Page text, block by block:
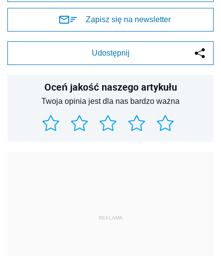
Zapisz się na newsletter
Udostępnij
Oceń jakość naszego artykułu
Twoja opinia jest dla nas bardzo ważna
REKLAMA